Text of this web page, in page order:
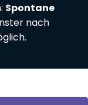
Spontane
nach